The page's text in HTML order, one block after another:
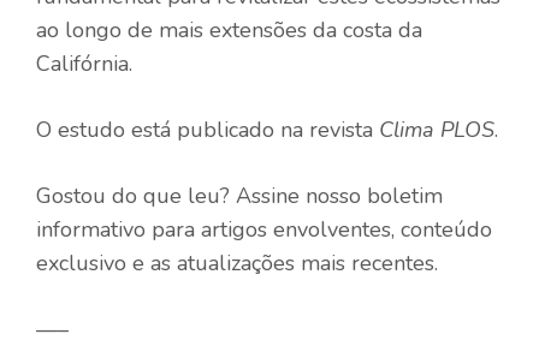
ao longo de mais extensões da costa da
Califórnia.
O estudo está publicado na revista Clima PLOS.
Gostou do que leu? Assine nosso boletim
informativo para artigos envolventes, conteúdo
exclusivo e as atualizações mais recentes.
—–